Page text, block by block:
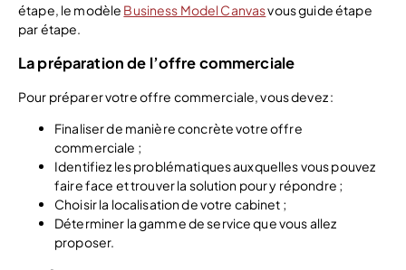
étape, le modèle Business Model Canvasvous guide étape
par étape.
La préparation de l’offre commerciale
Pour préparer votre offre commerciale, vous devez :
Finaliser de manière concrète votre offre
commerciale ;
Identifiez les problématiques auxquelles vous pouvez
faire face et trouver la solution pour y répondre ;
Choisir la localisation de votre cabinet ;
Déterminer la gamme de service que vous allez
proposer.